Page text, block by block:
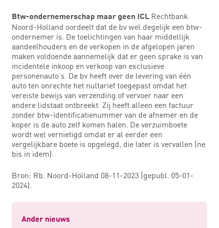
Btw-ondernemerschap maar geen ICL Rechtbank
Noord-Holland oordeelt dat de bv wel degelijk een btw-
ondernemer is. De toelichtingen van haar middellijk
aandeelhouders en de verkopen in de afgelopen jaren
maken voldoende aannemelijk dat er geen sprake is van
incidentele inkoop en verkoop van exclusieve
personenauto’s. De bv heeft over de levering van één
auto ten onrechte het nultarief toegepast omdat het
vereiste bewijs van verzending of vervoer naar een
andere lidstaat ontbreekt. Zij heeft alleen een factuur
zonder btw-identificatienummer van de afnemer en de
koper is de auto zelf komen halen. De verzuimboete
wordt wel vernietigd omdat er al eerder een
vergelijkbare boete is opgelegd, die later is vervallen (ne
bis in idem).
Bron: Rb. Noord-Holland 08-11-2023 (gepubl. 05-01-
2024).
Ander nieuws